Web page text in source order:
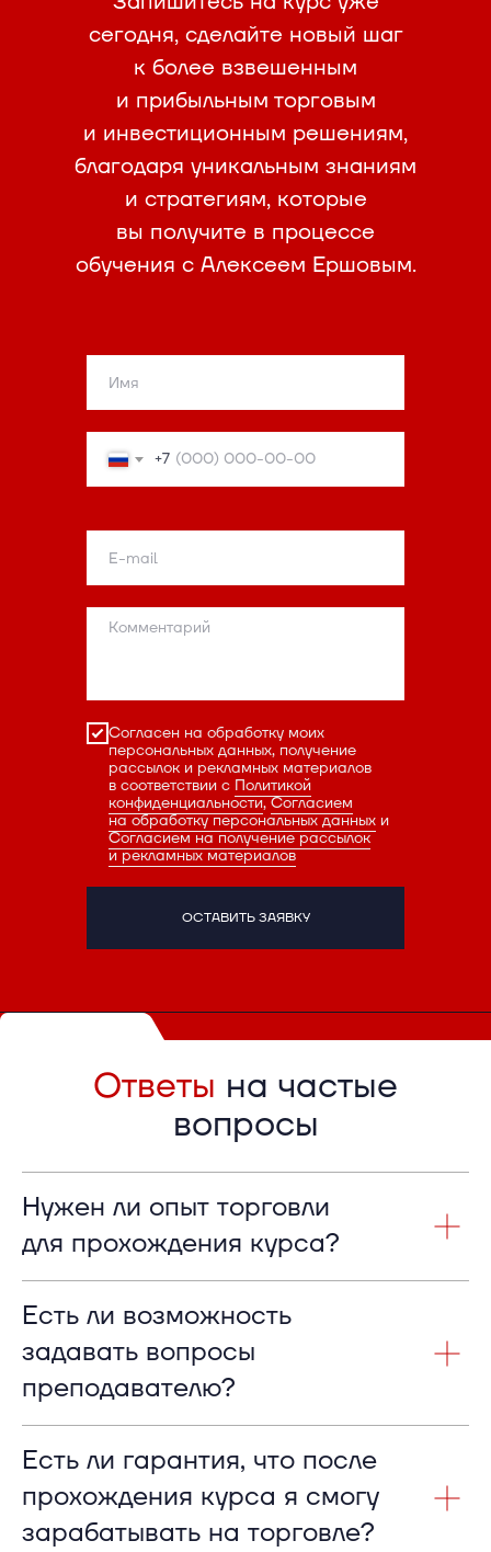
+7
Согласен на обработку моих
персональных данных, получение
рассылок и рекламных материалов
в соответствии с Политикой
конфиденциальности,Согласием
на обработку персональных данных и
Согласием на получение рассылок
и рекламных материалов
ОСТАВИТЬ ЗАЯВКУ
сегодня, сделайте новый шаг
к более взвешенным
и прибыльным торговым
и инвестиционным решениям,
благодаря уникальным знаниям
и стратегиям, которые
вы получите в процессе
обучения с Алексеем Ершовым.
Ответы на частые
вопросы
Нужен ли опыт торговли
для прохождения курса?
Есть ли возможность
задавать вопросы
преподавателю?
Есть ли гарантия, что после
прохождения курса я смогу
зарабатывать на торговле?